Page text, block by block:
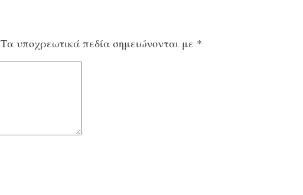
Τα υποχρεωτικά πεδία σημειώνονται με *